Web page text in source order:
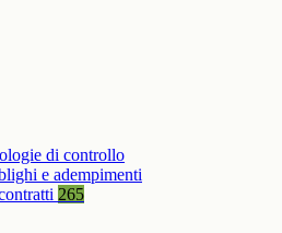
di controllo
e adempimenti
265